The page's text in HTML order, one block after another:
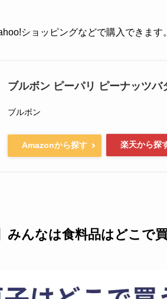
ショッピングなどで購入できます。
ブルボン ピーパリ ピーナッツバ
ブルボン
Amazonから探す 楽天から探
みんなは食料品はどこで